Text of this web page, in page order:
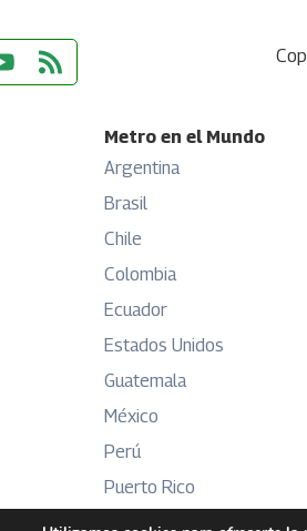
Metro en el Mundo
Argentina
Brasil
Chile
Colombia
Ecuador
Estados Unidos
Guatemala
México
Perú
Puerto Rico